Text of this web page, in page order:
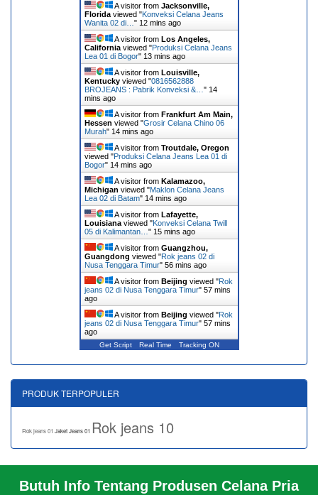
A visitor from Jacksonville,
Floridaviewed "Konveksi Celana Jeans
Wanita 02 di… " 12 mins ago
A visitor from Los Angeles,
Californiaviewed "Produksi Celana Jeans
Lea 01 di Bogor" 13 mins ago
A visitor from Louisville,
Kentuckyviewed "0816562888
BROJEANS : Pabrik Konveksi &… " 14
mins ago
A visitor from Frankfurt Am Main,
Hessen viewed "Grosir Celana Chino 06
Murah" 14 mins ago
A visitor from Troutdale, Oregon
viewed "Produksi Celana Jeans Lea 01 di
Bogor" 14 mins ago
A visitor from Kalamazoo,
Michigan viewed "Maklon Celana Jeans
Lea 02 di Batam" 14 mins ago
A visitor from Lafayette,
Louisianaviewed "Konveksi Celana Twill
05 di Kalimantan… " 15 mins ago
A visitor from Guangzhou,
Guangdong viewed "Rok jeans 02 di
Nusa Tenggara Timur" 56 mins ago
A visitor from Beijing viewed "Rok
jeans 02 di Nusa Tenggara Timur" 57 mins
ago
A visitor from Beijing viewed "Rok
jeans 02 di Nusa Tenggara Timur" 57 mins
ago
Get Script Real Time Tracking ON
Butuh Info Tentang Produsen Celana Pria
PRODUK TERPOPULER
Rok jeans 01 Jaket Jeans 01 Rok jeans 10